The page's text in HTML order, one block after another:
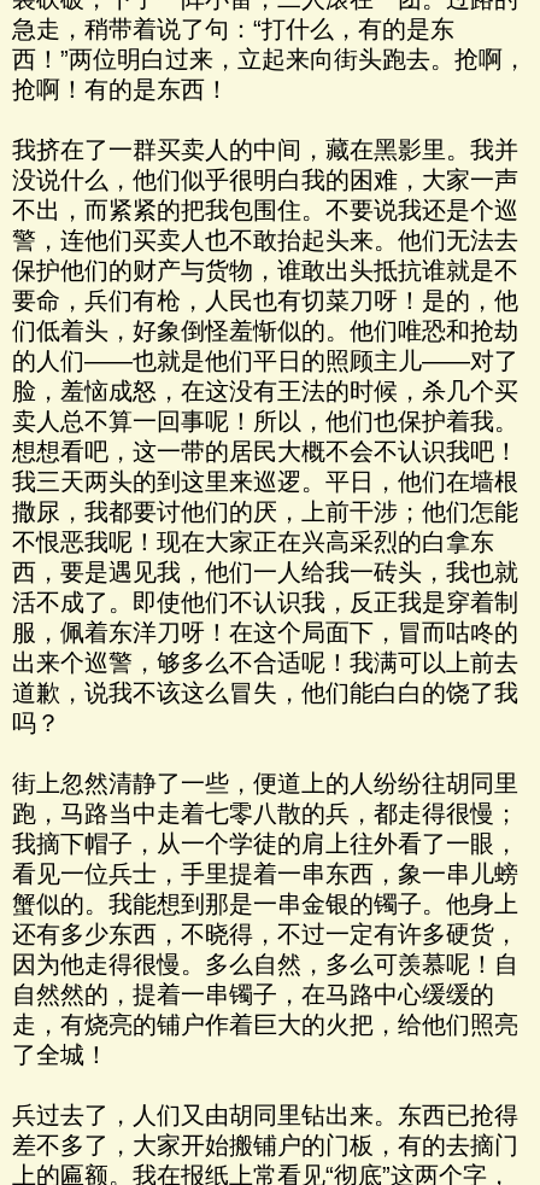
急走，稍带着说了句：“打什么，有的是东
西！”两位明白过来，立起来向街头跑去。抢啊，
抢啊！有的是东西！
我挤在了一群买卖人的中间，藏在黑影里。我并
没说什么，他们似乎很明白我的困难，大家一声
不出，而紧紧的把我包围住。不要说我还是个巡
警，连他们买卖人也不敢抬起头来。他们无法去
保护他们的财产与货物，谁敢出头抵抗谁就是不
要命，兵们有枪，人民也有切菜刀呀！是的，他
们低着头，好象倒怪羞惭似的。他们唯恐和抢劫
的人们——也就是他们平日的照顾主儿——对了
脸，羞恼成怒，在这没有王法的时候，杀几个买
卖人总不算一回事呢！所以，他们也保护着我。
想想看吧，这一带的居民大概不会不认识我吧！
我三天两头的到这里来巡逻。平日，他们在墙根
撒尿，我都要讨他们的厌，上前干涉；他们怎能
不恨恶我呢！现在大家正在兴高采烈的白拿东
西，要是遇见我，他们一人给我一砖头，我也就
活不成了。即使他们不认识我，反正我是穿着制
服，佩着东洋刀呀！在这个局面下，冒而咕咚的
出来个巡警，够多么不合适呢！我满可以上前去
道歉，说我不该这么冒失，他们能白白的饶了我
吗？
街上忽然清静了一些，便道上的人纷纷往胡同里
跑，马路当中走着七零八散的兵，都走得很慢；
我摘下帽子，从一个学徒的肩上往外看了一眼，
看见一位兵士，手里提着一串东西，象一串儿螃
蟹似的。我能想到那是一串金银的镯子。他身上
还有多少东西，不晓得，不过一定有许多硬货，
因为他走得很慢。多么自然，多么可羡慕呢！自
自然然的，提着一串镯子，在马路中心缓缓的
走，有烧亮的铺户作着巨大的火把，给他们照亮
了全城！
兵过去了，人们又由胡同里钻出来。东西已抢得
差不多了，大家开始搬铺户的门板，有的去摘门
上的匾额。我在报纸上常看见“彻底”这两个字，